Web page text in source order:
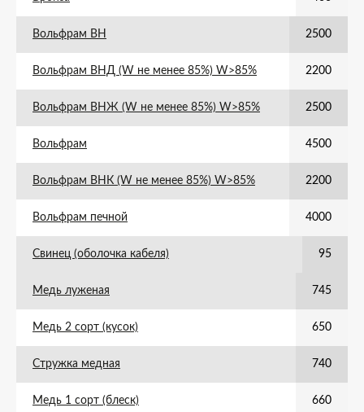
Вольфрам ВН 2500
Вольфрам ВНД (W не менее 85%) W>85% 2200
Вольфрам ВНЖ (W не менее 85%) W>85% 2500
Вольфрам 4500
Вольфрам ВНК (W не менее 85%) W>85% 2200
Вольфрам печной 4000
Свинец (оболочка кабеля) 95
Медь луженая 745
Медь 2 сорт (кусок) 650
Стружка медная 740
Медь 1 сорт (блеск) 660